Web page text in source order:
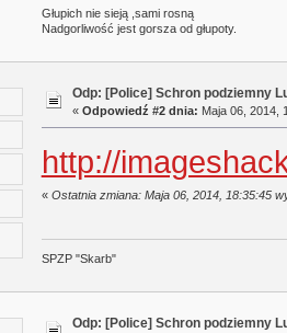
Głupich nie sieją ,sami rosną
Nadgorliwość jest gorsza od głupoty.
Odp: [Police] Schron podziemny
« Odpowiedź #2 dnia: Maja 06, 2014,
http://
« Ostatnia zmiana: Maja 06, 2014, 18:35:45
SPZP "Skarb"
Odp: [Police] Schron podziemny